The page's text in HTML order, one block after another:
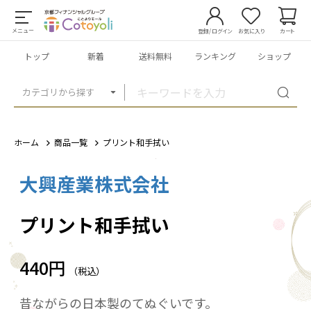
メニュー
カテゴリから探す
登録/ログイン お気に入り カート
トップ 新着 送料無料 ランキング ショップ
ホーム 商品一覧 プリント和手拭い
大興産業株式会社
プリント和手拭い
440円 （税込）
昔ながらの日本製のてぬぐいです。